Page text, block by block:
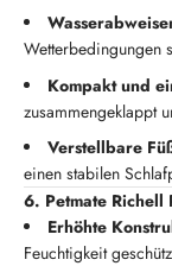
Wetterbedingungen
Kompakt und
zusammengeklappt
Verstellbare
einen stabilen
6. Petmate Richell
Erhöhte
Feuchtigkeit